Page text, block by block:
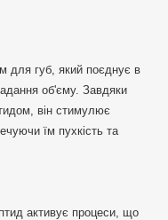
для губ, який поєднує в
об'єму. Завдяки
він стимулює
їм пухкість та
активує процеси, що